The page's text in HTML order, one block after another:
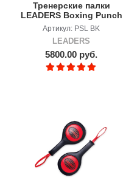
Тренерские палки
LEADERS Boxing Punch
Sticks
Артикул: PSL BK
LEADERS
5800.00 руб.